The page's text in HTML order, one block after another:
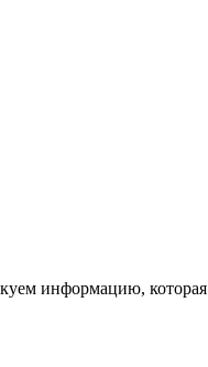
информацию,